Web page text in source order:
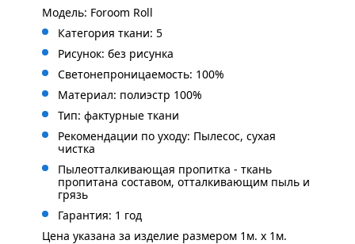
Модель: Foroom Roll
Категория ткани: 5
Рисунок: без рисунка
Светонепроницаемость: 100%
Материал: полиэстр 100%
Тип: фактурные ткани
Рекомендации по уходу: Пылесос, сухая
чистка
Пылеотталкивающая пропитка - ткань
пропитана составом, отталкивающим пыль и
грязь
Гарантия: 1 год
Цена указана за изделие размером 1м. x 1м.